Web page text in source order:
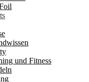
und Fitness